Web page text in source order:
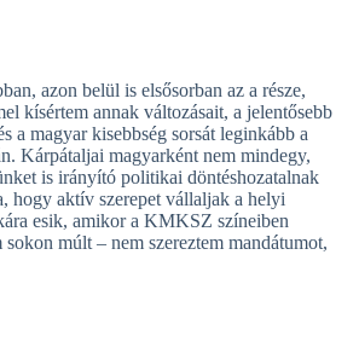
azon belül is elsősorban az a része,
kísértem annak változásait, a jelentősebb
magyar kisebbség sorsát leginkább a
Kárpátaljai magyarként nem mindegy,
is irányító politikai döntéshozatalnak
hogy aktív szerepet vállaljak a helyi
esik, amikor a KMKSZ színeiben
múlt – nem szereztem mandátumot,